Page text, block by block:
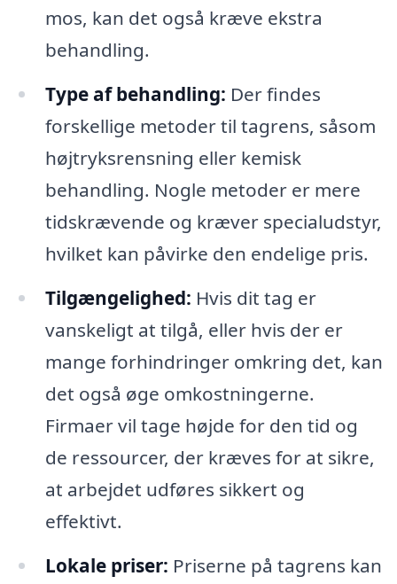
mos, kan det også kræve ekstra
behandling.
Type af behandling: Der findes
forskellige metoder til tagrens, såsom
højtryksrensning eller kemisk
behandling. Nogle metoder er mere
tidskrævende og kræver specialudstyr,
hvilket kan påvirke den endelige pris.
Tilgængelighed: Hvis dit tag er
vanskeligt at tilgå, eller hvis der er
mange forhindringer omkring det, kan
det også øge omkostningerne.
Firmaer vil tage højde for den tid og
de ressourcer, der kræves for at sikre,
at arbejdet udføres sikkert og
effektivt.
Lokale priser: Priserne på tagrens kan